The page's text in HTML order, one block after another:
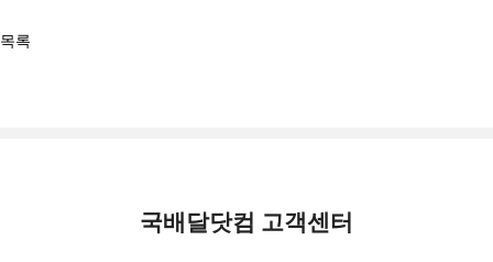
목록
국배달닷컴 고객센터